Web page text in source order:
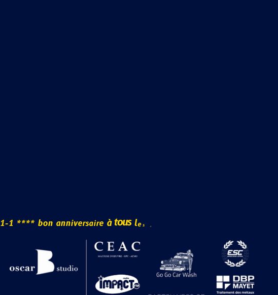
1-1 **** bon anniversaire à tous les 2